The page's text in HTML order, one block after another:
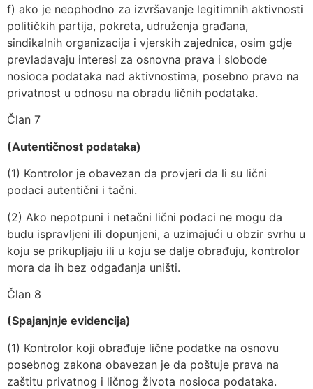
f) ako je neophodno za izvršavanje legitimnih aktivnosti
političkih partija, pokreta, udruženja građana,
sindikalnih organizacija i vjerskih zajednica, osim gdje
prevladavaju interesi za osnovna prava i slobode
nosioca podataka nad aktivnostima, posebno pravo na
privatnost u odnosu na obradu ličnih podataka.
Član 7
(Autentičnost podataka)
(1) Kontrolor je obavezan da provjeri da li su lični
podaci autentični i tačni.
(2) Ako nepotpuni i netačni lični podaci ne mogu da
budu ispravljeni ili dopunjeni, a uzimajući u obzir svrhu u
koju se prikupljaju ili u koju se dalje obrađuju, kontrolor
mora da ih bez odgađanja uništi.
Član 8
(Spajanjnje evidencija)
(1) Kontrolor koji obrađuje lične podatke na osnovu
posebnog zakona obavezan je da poštuje prava na
zaštitu privatnog i ličnog života nosioca podataka.